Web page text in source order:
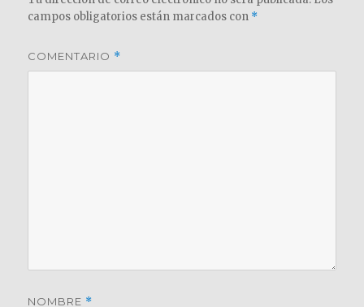
campos obligatorios están marcados con *
COMENTARIO *
NOMBRE *